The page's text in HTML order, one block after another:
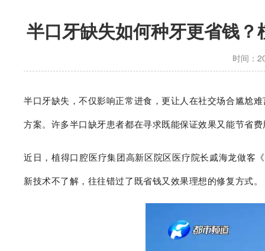
半口牙缺失如何种牙更省钱
时间：
半口牙缺失，不仅影响正常进食，更让人在社交场合尴尬
方案。许多半口缺牙患者都在寻求既能保证效果又能节省
近日，植得口腔 医疗集团高新区院区医疗院长戚海龙做客
新技术不了解，往往错过了既省钱又效果理想的修复方式。